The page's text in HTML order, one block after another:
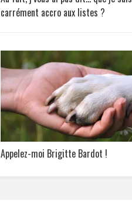
carrément accro aux listes ?
Appelez-moi Brigitte Bardot !